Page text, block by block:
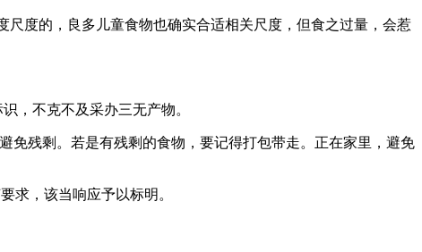
度的，良多儿童食物也确实合适相关尺度，但食之过量，会惹
，不克不及采办三无产物。
残剩。若是有残剩的食物，要记得打包带走。正在家里，避免
，该当响应予以标明。